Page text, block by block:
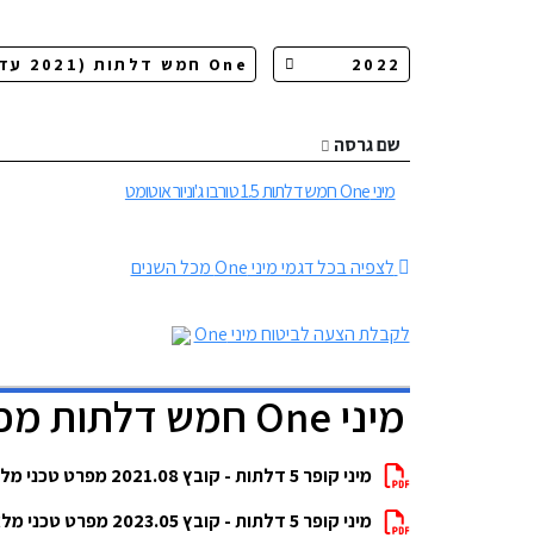
שם גרסה
מיני One חמש דלתות 1.5 טורבו ג'וניור אוטומט
לצפיה בכל דגמי מיני One מכל השנים
לקבלת הצעה לביטוח מיני One
מיני One חמש דלתות מפרטים להורדה
מיני קופר 5 דלתות - קובץ 2021.08 מפרט טכני מלא להורדה
מיני קופר 5 דלתות - קובץ 2023.05 מפרט טכני מלא להורדה